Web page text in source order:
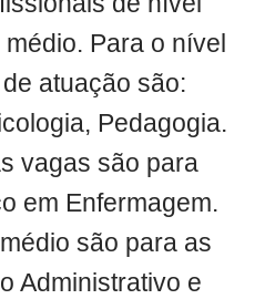
Para o nível
atuação são:
Pedagogia.
vagas são para
em Enfermagem.
são para as
Administrativo e